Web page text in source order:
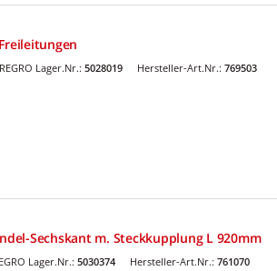
REGRO Lager.Nr.: 5028019 Hersteller-Art.Nr.: 769503
Sechskant m. Steckkupplung L 920mm
Lager.Nr.: 5030374 Hersteller-Art.Nr.: 761070